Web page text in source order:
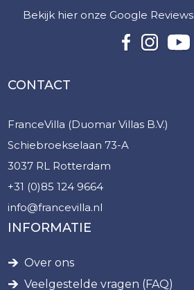
Bekijk hier onze Google Reviews
CONTACT
FranceVilla (Duomar Villas B.V.)
Schiebroekselaan 73-A
3037 RL Rotterdam
+31 (0)85 124 9664
info@francevilla.nl
INFORMATIE
Over ons
Veelgestelde vragen (FAQ)